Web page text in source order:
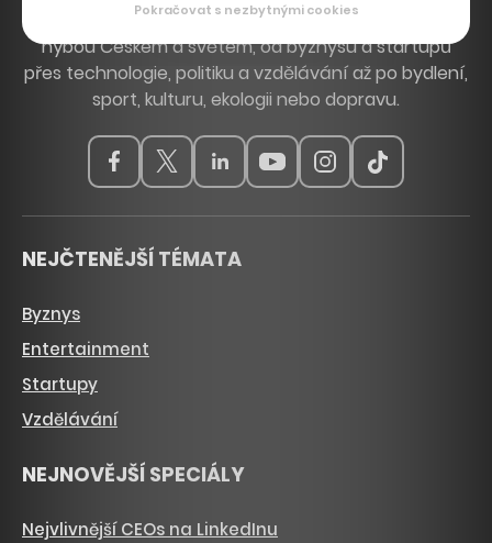
Hlavní zdroj inspirace. Věnujeme se tématům, která
hýbou Českem a světem, od byznysu a startupů
přes technologie, politiku a vzdělávání až po bydlení,
sport, kulturu, ekologii nebo dopravu.
NEJČTENĚJŠÍ TÉMATA
Byznys
Entertainment
Startupy
Vzdělávání
NEJNOVĚJŠÍ SPECIÁLY
Nejvlivnější CEOs na LinkedInu
Pokračovat s nezbytnými cookies